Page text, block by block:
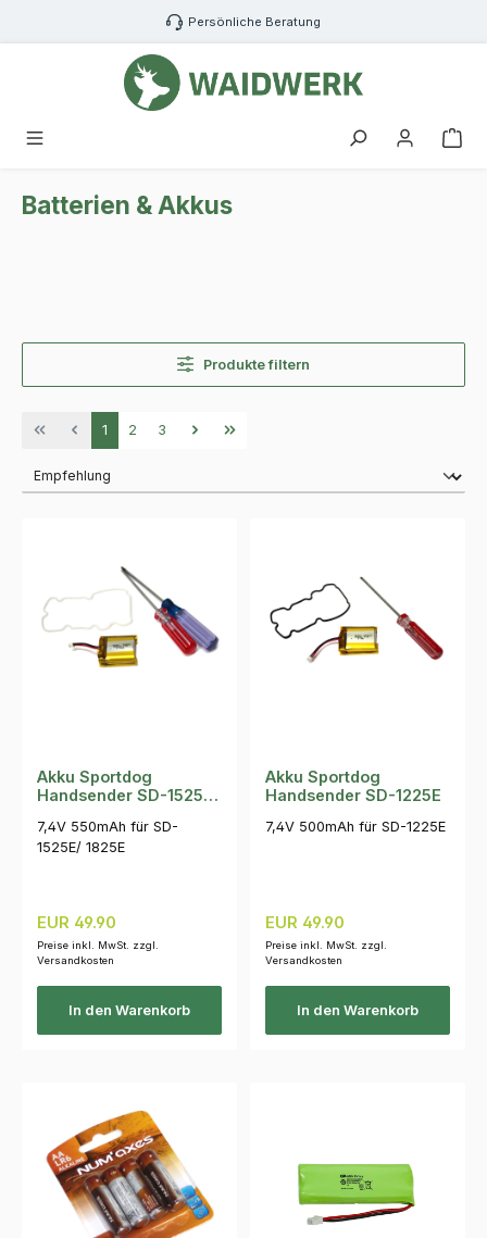
Zum Hauptinhalt springen Persönliche Beratung
Batterien & Akkus
Produkte filtern
Seite
1 Seite
2 Seite
3
Akku Sportdog
Handsender SD-1525E/
7,4V 550mAh für SD-
1525E/ 1825E
Regulärer Preis:
EUR 49.90
Preise inkl. MwSt. zzgl.
Versandkosten
In den Warenkorb
Akku Sportdog
Handsender SD-1225E
7,4V 500mAh für SD-1225E
Regulärer Preis:
EUR 49.90
Preise inkl. MwSt. zzgl.
Versandkosten
In den Warenkorb